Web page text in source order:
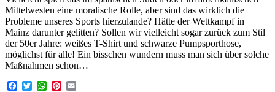
Mittelwesten eine moralische Rolle, aber sind das wirklich die
Probleme unseres Sports hierzulande? Hätte der Wettkampf in
Mainz darunter gelitten? Sollen wir vielleicht sogar zurück zum Stil
der 50er Jahre: weißes T-Shirt und schwarze Pumpsporthose,
möglichst für alle! Ein bisschen wundern muss man sich über solche
Maßnahmen schon…
Facebook
TwitterWhatsApp
Pinterest